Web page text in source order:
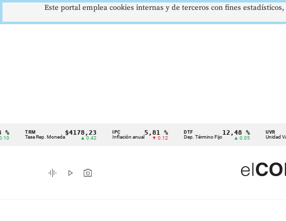
Cintillo
indicadores
económicos
TRM
Tasa Rep. Moneda
$4178,23
▲ 0.42
IPC
Inflación anual
5,81 %
▼ 0.12
DTF
Dep. Término Fijo
12,48 %
▲ 0.05
UVR
Unidad Valor Real
graphic_eq play_arrow photo_camera
Este portal emplea cookies internas y de terceros con fines